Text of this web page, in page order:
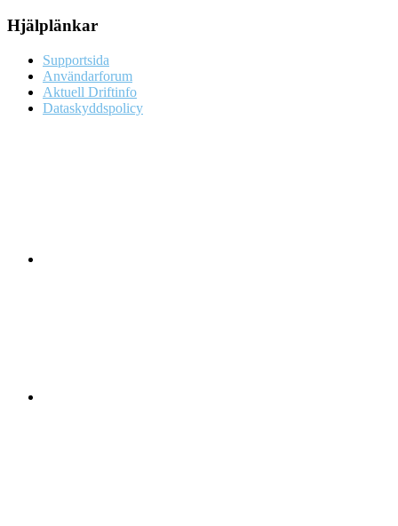
Hjälplänkar
Supportsida
Användarforum
Aktuell Driftinfo
Dataskyddspolicy